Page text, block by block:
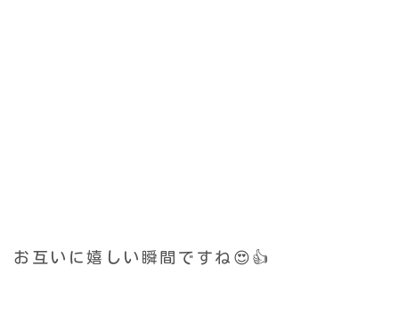
お互いに嬉しい瞬間ですね😍👍